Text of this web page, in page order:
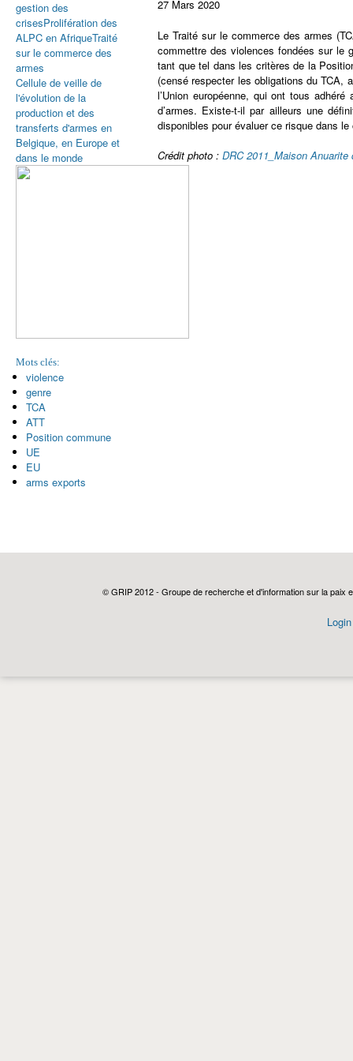
27 Mars 2020
Le Traité sur le commerce des armes
commettre des violences fondées sur le
tant que tel dans les critères de la
(censé respecter les obligations du TCA,
l’Union européenne, qui ont tous
d’armes. Existe-t-il par ailleurs une
disponibles pour évaluer ce risque dans
Crédit photo : DRC 2011_Maison
gestion des
crisesProlifération des
ALPC en AfriqueTraité
sur le commerce des
armes
Cellule de veille de
l'évolution de la
production et des
transferts d'armes en
Belgique, en Europe et
dans le monde
Mots clés:
violence
genre
TCA
ATT
Position commune
UE
EU
arms exports
© GRIP 2012 - Groupe de recherche et d'information sur la paix
Login